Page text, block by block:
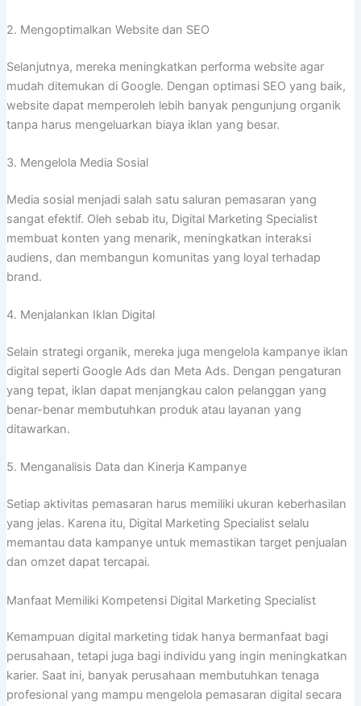
2. Mengoptimalkan Website dan SEO
Selanjutnya, mereka meningkatkan performa website agar
mudah ditemukan di Google. Dengan optimasi SEO yang baik,
website dapat memperoleh lebih banyak pengunjung organik
tanpa harus mengeluarkan biaya iklan yang besar.
3. Mengelola Media Sosial
Media sosial menjadi salah satu saluran pemasaran yang
sangat efektif. Oleh sebab itu, Digital Marketing Specialist
membuat konten yang menarik, meningkatkan interaksi
audiens, dan membangun komunitas yang loyal terhadap
brand.
4. Menjalankan Iklan Digital
Selain strategi organik, mereka juga mengelola kampanye iklan
digital seperti Google Ads dan Meta Ads. Dengan pengaturan
yang tepat, iklan dapat menjangkau calon pelanggan yang
benar-benar membutuhkan produk atau layanan yang
ditawarkan.
5. Menganalisis Data dan Kinerja Kampanye
Setiap aktivitas pemasaran harus memiliki ukuran keberhasilan
yang jelas. Karena itu, Digital Marketing Specialist selalu
memantau data kampanye untuk memastikan target penjualan
dan omzet dapat tercapai.
Manfaat Memiliki Kompetensi Digital Marketing Specialist
Kemampuan digital marketing tidak hanya bermanfaat bagi
perusahaan, tetapi juga bagi individu yang ingin meningkatkan
karier. Saat ini, banyak perusahaan membutuhkan tenaga
profesional yang mampu mengelola pemasaran digital secara